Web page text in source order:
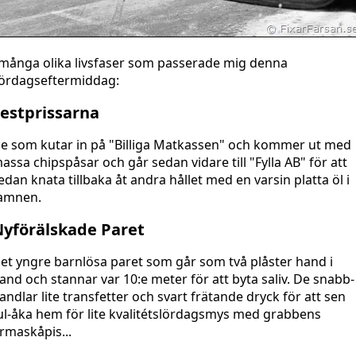
olika livsfaser som passerade mig denna
som kutar in på "Billiga Matkassen" och kommer ut med
chipspåsar och går sedan vidare till "Fylla AB" för att
knata tillbaka åt andra hållet med en varsin platta öl i
Paret
yngre barnlösa paret som går som två plåster hand i
och stannar var 10:e meter för att byta saliv. De snabb-
lite transfetter och svart frätande dryck för att sen
åka hem för lite kvalitétslördagsmys med grabbens